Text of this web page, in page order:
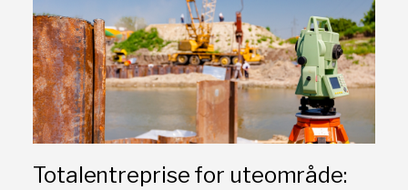
Totalentreprise for uteområde: